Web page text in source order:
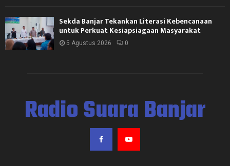
Sekda Banjar Tekankan Literasi Kebencanaan
untuk Perkuat Kesiapsiagaan Masyarakat
5 Agustus 2026 0
Radio Suara Banjar